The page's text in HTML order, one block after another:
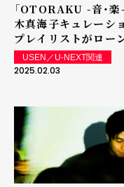
「OTORAKU -音・楽
木真海子キュレーシ
プレイリストがローン
USEN／U-NEXT関連
2025.02.03